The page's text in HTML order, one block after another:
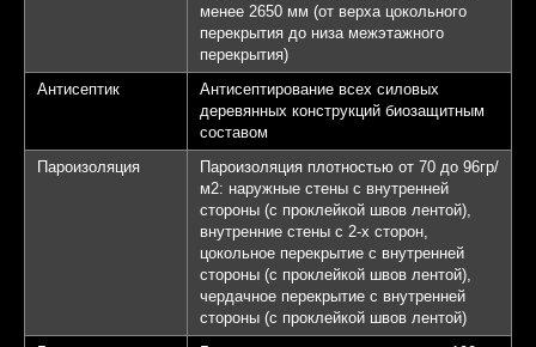
менее 2650 мм (от верха цокольного
перекрытия до низа межэтажного
перекрытия)
Антисептик
Антисептирование всех силовых
деревянных конструкций биозащитным
составом
Пароизоляция
Пароизоляция плотностью от 70 до 96гр/
м2: наружные стены с внутренней
стороны (с проклейкой швов лентой),
внутренние стены с 2-х сторон,
цокольное перекрытие с внутренней
стороны (с проклейкой швов лентой),
чердачное перекрытие с внутренней
стороны (с проклейкой швов лентой)